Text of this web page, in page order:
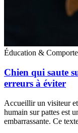
Éducation &
Chien qui saute
erreurs à éviter
Accueillir un visiteur
humain sur pattes est
embarrassante. Ce